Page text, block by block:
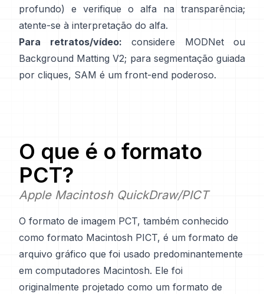
profundo) e verifique o alfa na transparência;
atente-se à interpretação do alfa.
Para retratos/vídeo: considere MODNetou
Background Matting V2; para segmentação guiada
por cliques, SAM é um front-end poderoso.
O que é o formato
PCT?
Apple Macintosh QuickDraw/PICT
O formato de imagem PCT, também conhecido
como formato Macintosh PICT, é um formato de
arquivo gráfico que foi usado predominantemente
em computadores Macintosh. Ele foi
originalmente projetado como um formato de